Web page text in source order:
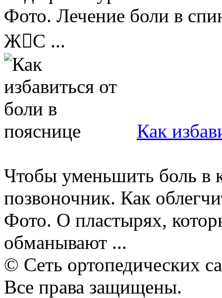
Фото. Лечение боли в
ЖС ...
Как
Чтобы уменьшить боль в
позвоночник. Как
Фото. О пластырях,
обманывают ...
© Сеть ортопедических
Все права защищены.